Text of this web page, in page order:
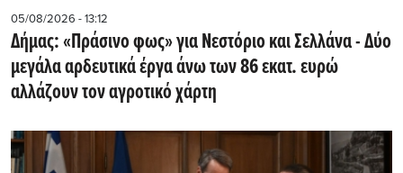
05/08/2026 - 13:12
Δήμας: «Πράσινο φως» για Νεστόριο και Σελλάνα - Δύο
μεγάλα αρδευτικά έργα άνω των 86 εκατ. ευρώ
αλλάζουν τον αγροτικό χάρτη